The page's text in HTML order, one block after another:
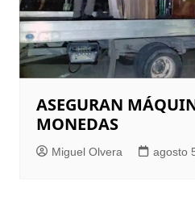
ASEGURAN
MONEDAS
Miguel Olvera agosto